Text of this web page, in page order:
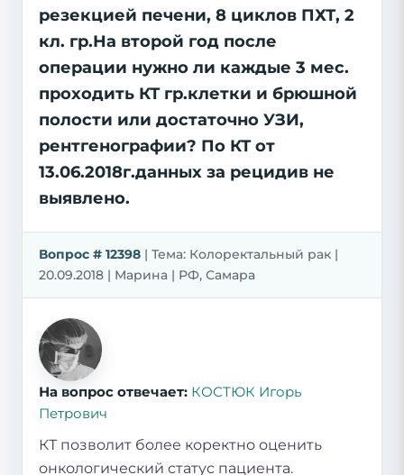
резекцией печени, 8 циклов ПХТ, 2
кл. гр.На второй год после
операции нужно ли каждые 3 мес.
проходить КТ гр.клетки и брюшной
полости или достаточно УЗИ,
рентгенографии? По КТ от
13.06.2018г.данных за рецидив не
выявлено.
Вопрос # 12398 | Тема: Колоректальный рак |
20.09.2018 | Марина | РФ, Самара
На вопрос отвечает: КОСТЮК Игорь
Петрович
КТ позволит более коректно оценить
онкологический статус пациента.